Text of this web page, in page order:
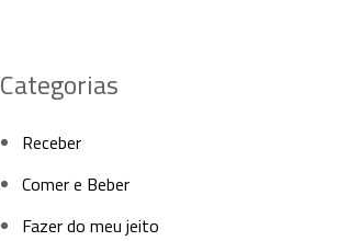
Categorias
Receber
Comer e Beber
Fazer do meu jeito